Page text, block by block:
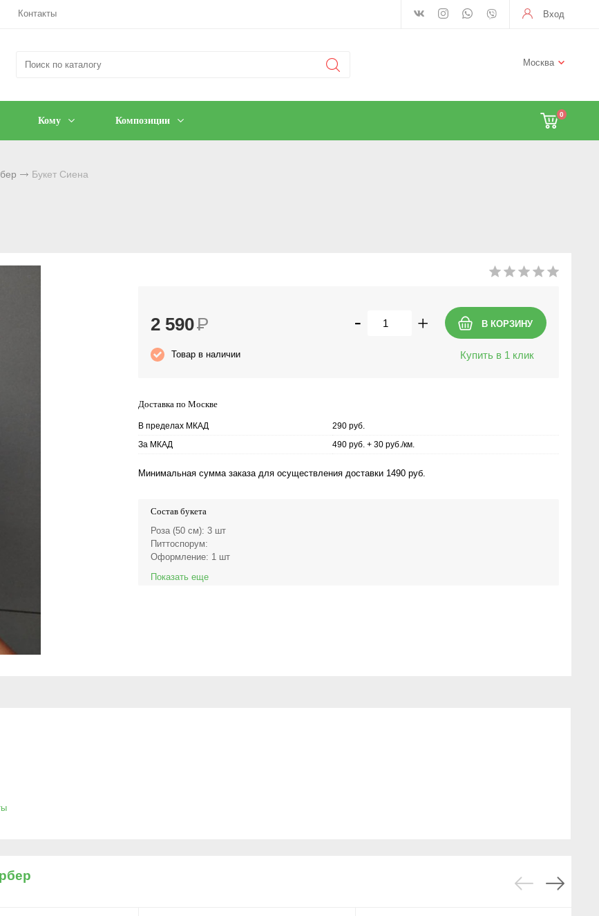
Контакты Вход
Москва
0
Кому Композиции
Букет Сиена
- +
Купить в 1 клик
2 590Р
Товар в наличии
Доставка по Москве
В пределах МКАД
290 руб.
За МКАД
490 руб. + 30 руб./км.
Минимальная сумма заказа для осуществления доставки 1490 руб.
Состав букета
Роза (50 см): 3 шт
Питтоспорум:
Оформление: 1 шт
Показать еще